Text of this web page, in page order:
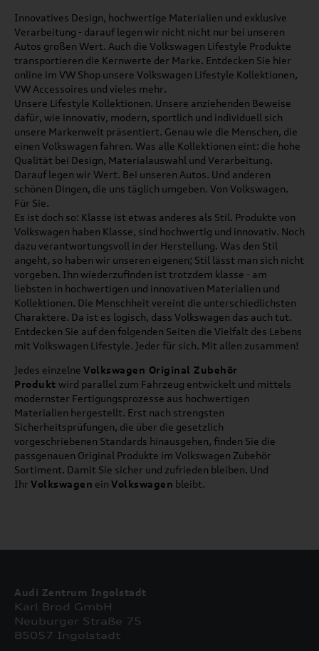
Innovatives Design, hochwertige Materialien und exklusive
Verarbeitung - darauf legen wir nicht nicht nur bei unseren
Autos großen Wert. Auch die Volkswagen Lifestyle Produkte
transportieren die Kernwerte der Marke. Entdecken Sie hier
online im VW Shop unsere Volkswagen Lifestyle Kollektionen,
VW Accessoires und vieles mehr.
Unsere Lifestyle Kollektionen. Unsere anziehenden Beweise
dafür, wie innovativ, modern, sportlich und individuell sich
unsere Markenwelt präsentiert. Genau wie die Menschen, die
einen Volkswagen fahren. Was alle Kollektionen eint: die hohe
Qualität bei Design, Materialauswahl und Verarbeitung.
Darauf legen wir Wert. Bei unseren Autos. Und anderen
schönen Dingen, die uns täglich umgeben. Von Volkswagen.
Für Sie.
Es ist doch so: Klasse ist etwas anderes als Stil. Produkte von
Volkswagen haben Klasse, sind hochwertig und innovativ. Noch
dazu verantwortungsvoll in der Herstellung. Was den Stil
angeht, so haben wir unseren eigenen; Stil lässt man sich nicht
vorgeben. Ihn wiederzufinden ist trotzdem klasse - am
liebsten in hochwertigen und innovativen Materialien und
Kollektionen. Die Menschheit vereint die unterschiedlichsten
Charaktere. Da ist es logisch, dass Volkswagen das auch tut.
Entdecken Sie auf den folgenden Seiten die Vielfalt des Lebens
mit Volkswagen Lifestyle. Jeder für sich. Mit allen zusammen!
Jedes einzelne Volkswagen Original Zubehör
Produkt wird parallel zum Fahrzeug entwickelt und mittels
modernster Fertigungsprozesse aus hochwertigen
Materialien hergestellt. Erst nach strengsten
Sicherheitsprüfungen, die über die gesetzlich
vorgeschriebenen Standards hinausgehen, finden Sie die
passgenauen Original Produkte im Volkswagen Zubehör
Sortiment. Damit Sie sicher und zufrieden bleiben. Und
Ihr Volkswagen ein Volkswagen bleibt.
Audi Zentrum Ingolstadt
Karl Brod GmbH
Neuburger Straße 75
85057 Ingolstadt